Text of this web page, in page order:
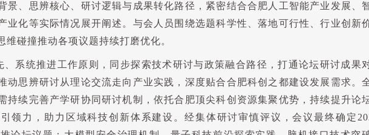
景、思辨核心、研讨逻辑与成果转化路径，紧密结合合肥人工智能产业发展、
业化等实际情况展开阐述。与会人员围绕选题科学性、落地可行性、行业创新
维碰撞推动各项议题持续打磨优化。
、系统推进工作原则，同步探索技术研讨与政策融合路径，打通论坛研讨成果
动思辨研讨从理论交流走向产业实践，深度贴合合肥科创之都建设发展需求。
持续完善产学研协同研讨机制，依托合肥顶尖科创资源集聚优势，持续提升论
领力，助力区域科技创新体系建设。经集体研讨审慎评议，会议最终确定